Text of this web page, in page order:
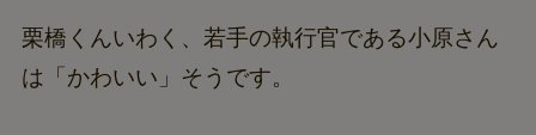
栗橋くんいわく、若手の執行官である小原さん
は「かわいい」そうです。